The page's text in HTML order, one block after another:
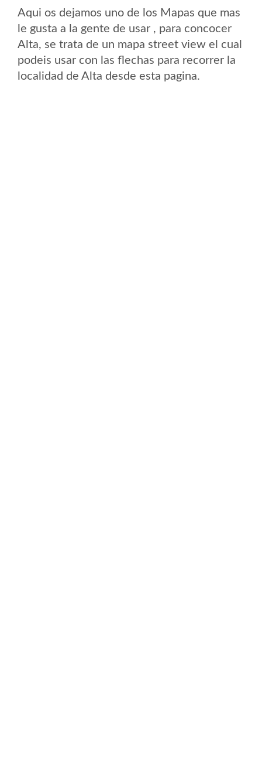
Aqui os dejamos uno de los Mapas que mas
le gusta a la gente de usar , para concocer
Alta, se trata de un mapa street view el cual
podeis usar con las flechas para recorrer la
localidad de Alta desde esta pagina.